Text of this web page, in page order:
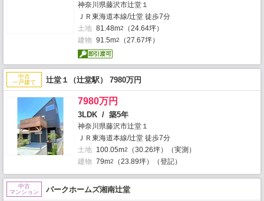
神奈川県藤沢市辻堂１
ＪＲ東海道本線/辻堂 徒歩7分
土地 81.48m2
（24.64坪）
建物 91.5m2 （27.67坪）
中古
一戸建て
辻堂１（辻堂駅） 7980万円
7980万円
3LDK / 築5年
神奈川県藤沢市辻堂１
ＪＲ東海道本線/辻堂 徒歩7分
土地 100.05m2
（30.26坪）（実測）
建物 79m2 （23.89坪）（登記）
中古
マンション
パークホームズ湘南辻堂